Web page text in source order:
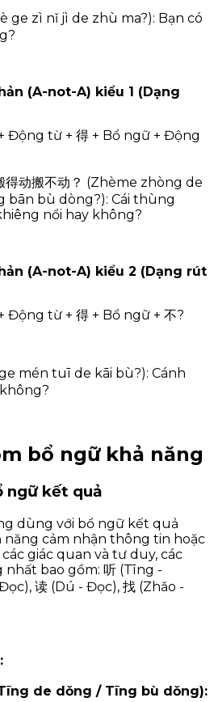
ge zì nǐ jì de zhù ma?): Bạn có
(A-not-A) kiểu 1 (Dạng
Động từ + 得 + Bổ ngữ + Động
得动搬不动？ (Zhème zhòng de
bān bù dòng?): Cái thùng
nổi hay không?
(A-not-A) kiểu 2 (Dạng rút
Động từ + 得 + Bổ ngữ + 不?
ge mén tuī de kāi bù?): Cánh
bổ ngữ khả năng
ngữ kết quả
dùng với bổ ngữ kết quả
cảm nhận thông tin hoặc
giác quan và tư duy, các
bao gồm: 听 (Tīng -
读 (Dú - Đọc), 找 (Zhǎo -
de dǒng / Tīng bù dǒng):